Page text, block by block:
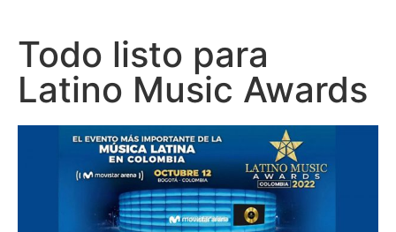
Todo listo para
Latino Music Awards